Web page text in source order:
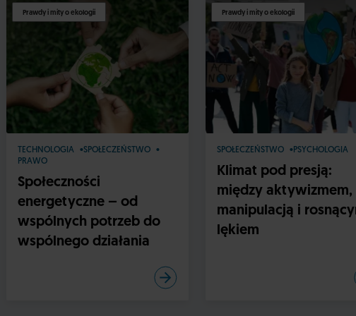
Prawdy i mity o ekologii
TECHNOLOGIA
SPOŁECZEŃSTWO
PRAWO
Społeczności
energetyczne – od
wspólnych potrzeb do
wspólnego działania
Prawdy i mity o ekologii
SPOŁECZEŃSTWO PSYCHOLOGIA
Klimat pod presją:
między aktywizmem,
manipulacją i
lękiem